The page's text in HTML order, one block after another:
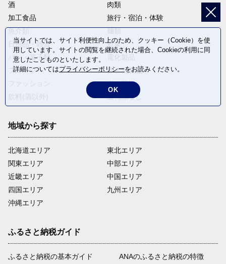
酒
肉類
加工食品
旅行・宿泊・体験
日用品・雑貨
野菜
パン・菓子類
フルーツ
卵・乳製品
米・穀物
返礼品なし
地域から探す
北海道エリア
関東エリア
近畿エリア
四国エリア
沖縄エリア
東北エリア
中部エリア
中国エリア
九州エリア
ふるさと納税ガイド
ふるさと納税の基本ガイド
ANAのふるさと納税の特徴
当サイトでは、サイト利便性向上のため、クッキー（Cookie）を使
用しています。サイトの閲覧を継続された場合、Cookieの利用に同
意したことものといたします。
詳細についてはプライバシーポリシーをお読みください。
OK